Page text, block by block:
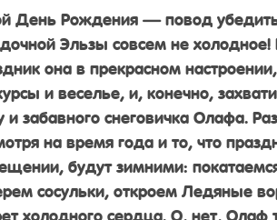
День Рождения — повод
Эльзы совсем не
она в прекрасном
и веселье, и, конечно,
и забавного снеговичка Олафа.
на время года и то, что
будут зимними:
сосульки, откроем Ледяные